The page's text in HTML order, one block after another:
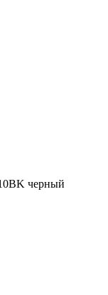
черный